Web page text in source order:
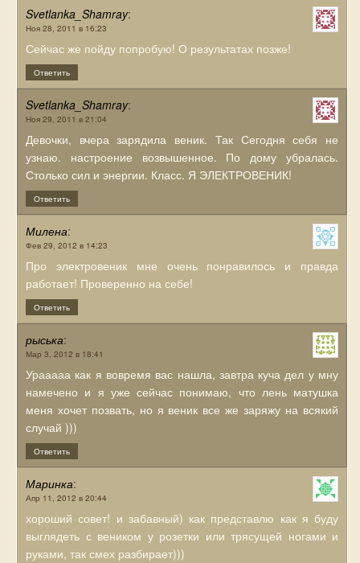
Svetlanka_Shamray:
Ноя 28, 2011 в 16:23
Сейчас же пойду попробую! О результатах позже!
Ответить
Svetlanka_Shamray:
Ноя 29, 2011 в 21:04
Девочки, вчера зарядила веник. Так Сегодня себя не
узнаю. настроение возвышенное. По дому убралась.
Столько сил и энергии. Класс. Я ЭЛЕКТРОВЕНИК!
Ответить
Милена:
Фев 29, 2012 в 14:23
Про электровеник мне очень понравилось и правда
работает! Проверенно на себе!
Ответить
рыська:
Мар 3, 2012 в 18:41
Урааааа как я вовремя вас нашла, завтра куча дел у мну
намечено и я уже сейчас понимаю, что лень матушка
меня хочет позвать, но я веник все же заряжу на всякий
случай )))
Ответить
Маринка:
Апр 11, 2012 в 20:44
хороший совет! и забавный) как представлю как я буду
выглядеть с веником у розетки или трясущей ногами и
руками, так смех разбирает)))